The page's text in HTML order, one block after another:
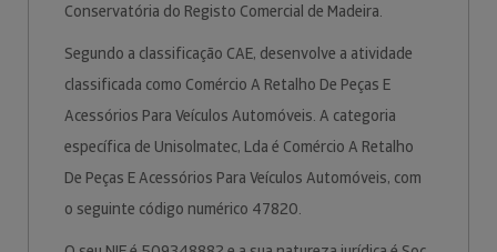
Conservatória do Registo Comercial de Madeira.
Segundo a classificação CAE, desenvolve a atividade
classificada como Comércio A Retalho De Peças E
Acessórios Para Veículos Automóveis. A categoria
específica de Unisolmatec, Lda é Comércio A Retalho
De Peças E Acessórios Para Veículos Automóveis, com
o seguinte código numérico 47820.